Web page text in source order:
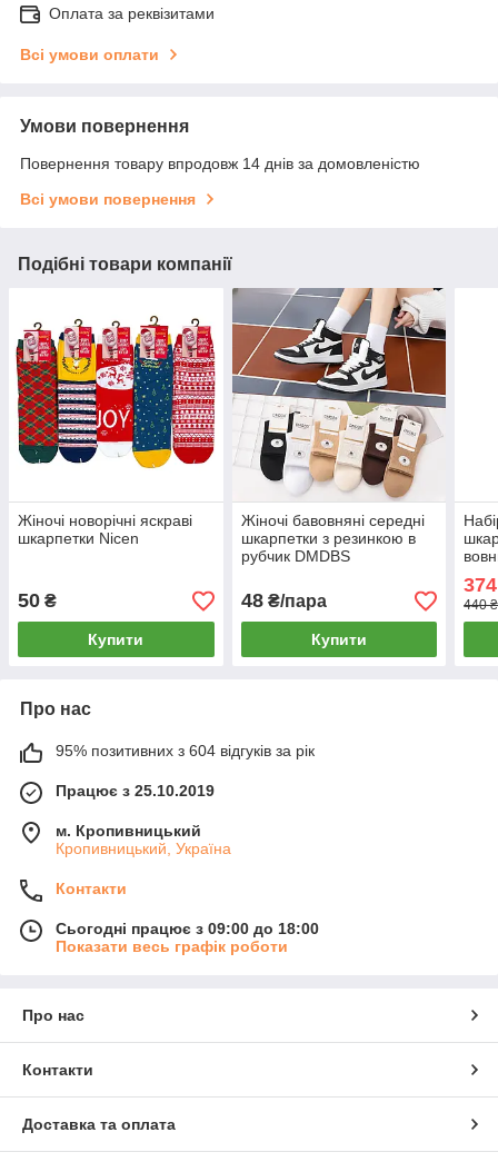
Оплата за реквізитами
Всі умови оплати
Умови повернення
Повернення товару впродовж 14 днів за домовленістю
Всі умови повернення
Подібні товари компанії
Жіночі новорічні яскраві
шкарпетки Nicen
50 ₴
Купити
Жіночі бавовняні середні
шкарпетки з резинкою в
рубчик DMDBS
48₴/пара
Купити
374
440
Про нас
95% позитивних з 604 відгуків за рік
Працює з 25.10.2019
м. Кропивницький
Кропивницький, Україна
Контакти
Сьогодні працює з 09:00 до 18:00
Показати весь графік роботи
Про нас
Контакти
Доставка та оплата